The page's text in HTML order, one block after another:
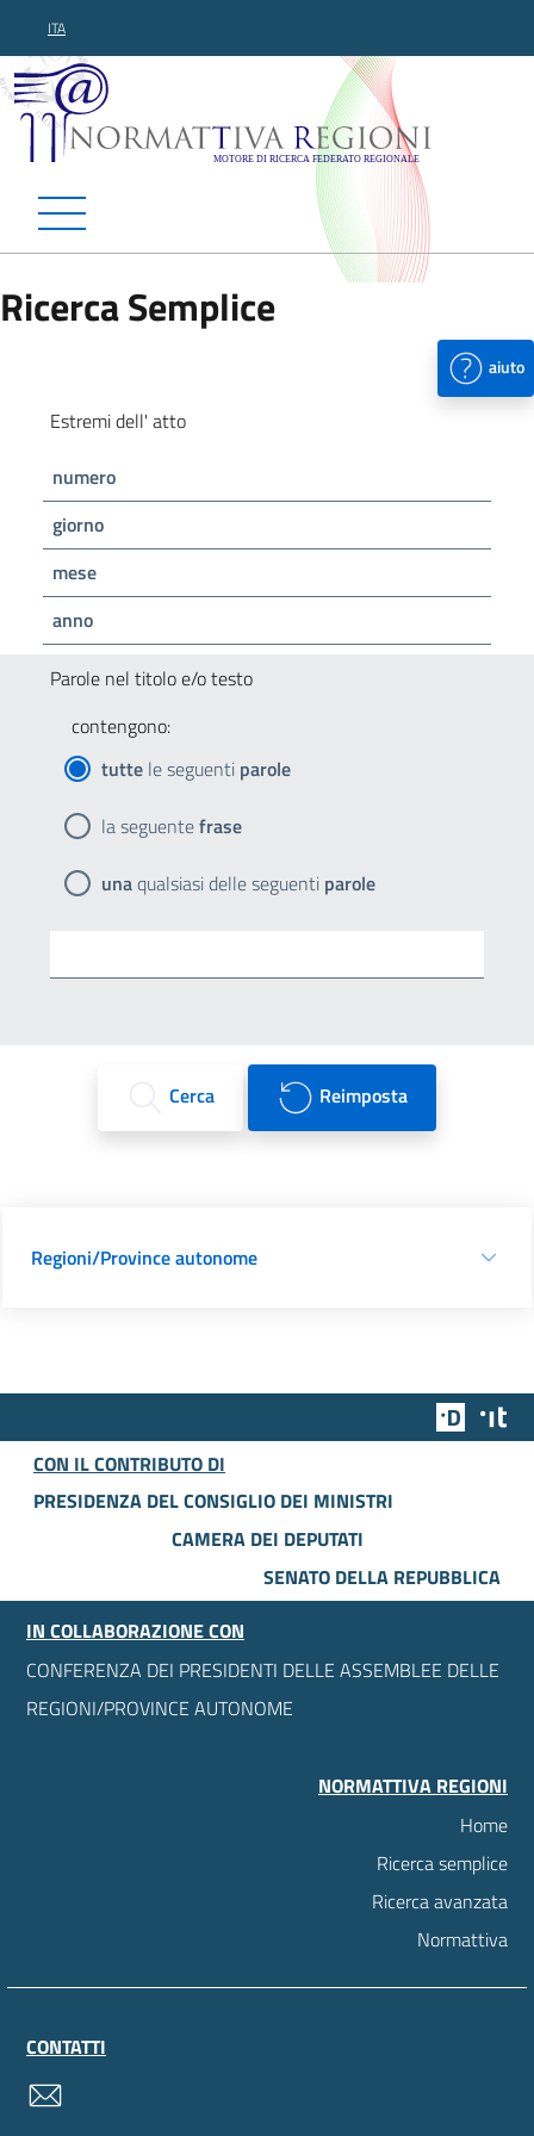
ITA
Normattiva Regioni -
Ricerca Semplice
aiuto
Estremi dell' atto
numero
giorno
mese
anno
Parole nel titolo e/o testo
contengono:
tutte le seguenti parole
la seguentefrase
unaqualsiasi delle seguenti parole
Cerca Reimposta
Regioni/Province autonome
Team
CON IL CONTRIBUTO DI
PRESIDENZA DEL CONSIGLIO DEI MINISTRI
CAMERA DEI DEPUTATI
SENATO DELLA REPUBBLICA
IN COLLABORAZIONE CON
CONFERENZA DEI PRESIDENTI DELLE ASSEMBLEE DELLE
REGIONI/PROVINCE AUTONOME
NORMATTIVA REGIONI
Home
Ricerca semplice
Ricerca avanzata
Normattiva
CONTATTI